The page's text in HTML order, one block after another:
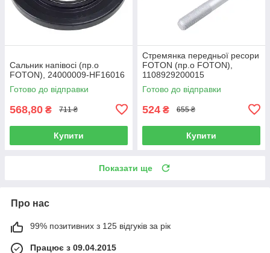
Сальник напівосі (пр.о
FOTON), 24000009-HF16016
Готово до відправки
568,80 ₴ 711 ₴
Купити
Стремянка передньої ресори
FOTON (пр.о FOTON),
1108929200015
Готово до відправки
524 ₴ 655 ₴
Купити
Показати ще
Про нас
99% позитивних з 125 відгуків за рік
Працює з 09.04.2015